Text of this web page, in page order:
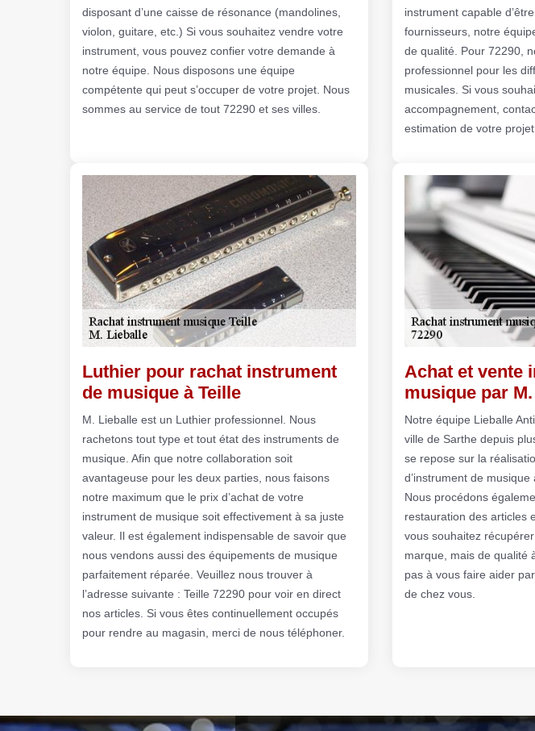
disposant d’une caisse de résonance (mandolines,
violon, guitare, etc.) Si vous souhaitez vendre votre
instrument, vous pouvez confier votre demande à
notre équipe. Nous disposons une équipe
compétente qui peut s’occuper de votre projet. Nous
sommes au service de tout 72290 et ses villes.
instrument capable
fournisseurs, notre
de qualité. Pour 72290,
professionnel pour les
musicales. Si vous
accompagnement,
estimation de votre projet.
Luthier pour rachat instrument
de musique à Teille
M. Lieballe est un Luthier professionnel. Nous
rachetons tout type et tout état des instruments de
musique. Afin que notre collaboration soit
avantageuse pour les deux parties, nous faisons
notre maximum que le prix d’achat de votre
instrument de musique soit effectivement à sa juste
valeur. Il est également indispensable de savoir que
nous vendons aussi des équipements de musique
parfaitement réparée. Veuillez nous trouver à
l’adresse suivante : Teille 72290 pour voir en direct
nos articles. Si vous êtes continuellement occupés
pour rendre au magasin, merci de nous téléphoner.
Achat et vente
musique par
Notre équipe Lieballe
ville de Sarthe depuis
se repose sur la
d’instrument de musique
Nous procédons
restauration des articles
vous souhaitez
marque, mais de qualité
pas à vous faire aider
de chez vous.